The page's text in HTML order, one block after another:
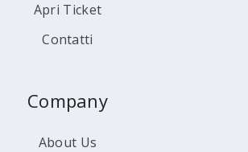
Apri Ticket
Contatti
Company
About Us